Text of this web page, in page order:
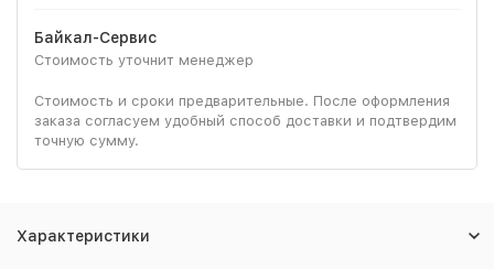
Байкал-Сервис
Стоимость уточнит менеджер
Стоимость и сроки предварительные. После оформления
заказа согласуем удобный способ доставки и подтвердим
точную сумму.
Характеристики